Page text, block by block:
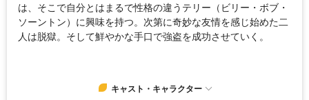
は、そこで自分とはまるで性格の違うテリー（ビリー・ボブ・
ソーントン）に興味を持つ。次第に奇妙な友情を感じ始めた二
人は脱獄。そして鮮やかな手口で強盗を成功させていく。
キャスト・キャラクター